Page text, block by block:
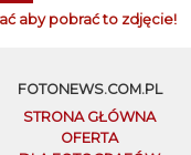
aby pobrać to zdjęcie!
FOTONEWS.COM.PL
STRONA GŁÓWNA
OFERTA